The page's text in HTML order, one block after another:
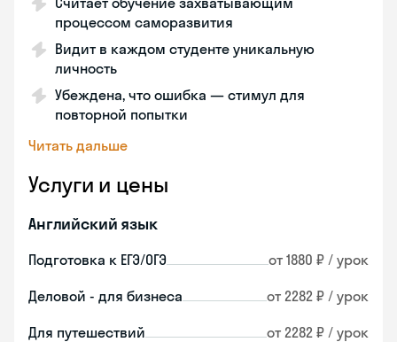
процессом саморазвития
Видит в каждом студенте уникальную
личность
Убеждена, что ошибка — стимул для
повторной попытки
Читать дальше
Услуги и цены
Английский язык
Подготовка к ЕГЭ/ОГЭ от 1880 ₽ / урок
Деловой - для бизнеса от 2282 ₽ / урок
Для путешествий от 2282 ₽ / урок